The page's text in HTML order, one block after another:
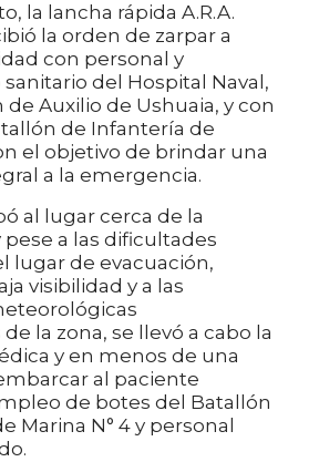
la lancha rápida A.R.A.
la orden de zarpar a
con personal y
del Hospital Naval,
de Auxilio de Ushuaia, y con
de Infantería de
el objetivo de brindar una
a la emergencia.
al lugar cerca de la
a las dificultades
lugar de evacuación,
visibilidad y a las
la zona, se llevó a cabo la
y en menos de una
al paciente
de botes del Batallón
Marina N° 4 y personal